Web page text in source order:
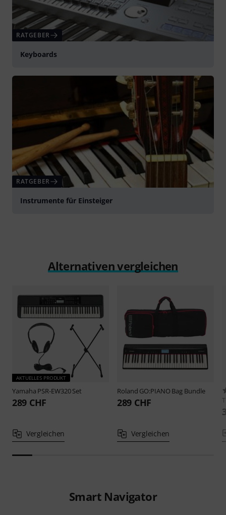
RATGEBER
Keyboards
RATGEBER
Instrumente für Einsteiger
Alternativen vergleichen
AKTUELLES PRODUKT
Yamaha PSR-EW320 Set
289 CHF
Vergleichen
Roland GO:PIANO Bag Bundle
289 CHF
Vergleichen
Smart Navigator